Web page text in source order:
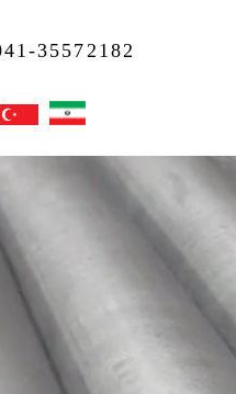
35572182